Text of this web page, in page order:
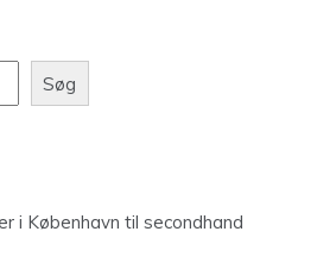
Søg
i København til secondhand